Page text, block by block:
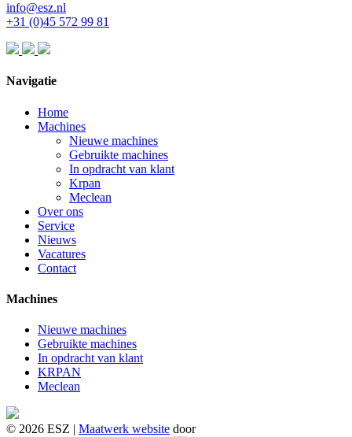
info@esz.nl
+31 (0)45 572 99 81
Navigatie
Home
Machines
Nieuwe machines
Gebruikte machines
In opdracht van klant
Krpan
Meclean
Over ons
Service
Nieuws
Vacatures
Contact
Machines
Nieuwe machines
Gebruikte machines
In opdracht van klant
KRPAN
Meclean
© 2026 ESZ | Maatwerk website door